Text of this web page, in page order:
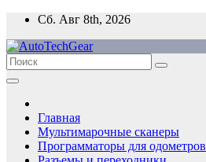
Перейти
содержимому
Сб. Авг 8th, 2026
Главная
Мультимарочные сканеры
Программаторы для одометров